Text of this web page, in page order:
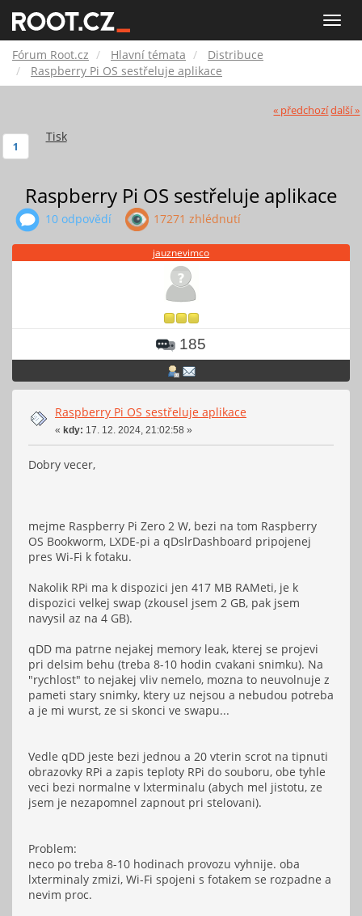
Toggle
Root.cz
Fórum Root.cz Hlavní témata
Distribuce
Raspberry Pi OS sestřeluje aplikace
« předchozídalší »
Tisk
1
Raspberry Pi OS sestřeluje aplikace
10 odpovědí 17271 zhlédnutí
jauznevimco
185
Raspberry Pi OS sestřeluje aplikace
« kdy: 17. 12. 2024, 21:02:58 »
Dobry vecer,
mejme Raspberry Pi Zero 2 W, bezi na tom Raspberry
OS Bookworm, LXDE-pi a qDslrDashboard pripojenej
pres Wi-Fi k fotaku.
Nakolik RPi ma k dispozici jen 417 MB RAMeti, je k
dispozici velkej swap (zkousel jsem 2 GB, pak jsem
navysil az na 4 GB).
qDD ma patrne nejakej memory leak, kterej se projevi
pri delsim behu (treba 8-10 hodin cvakani snimku). Na
"rychlost" to nejakej vliv nemelo, mozna to neuvolnuje z
pameti stary snimky, ktery uz nejsou a nebudou potreba
a je mi wurst, ze si skonci ve swapu...
Vedle qDD jeste bezi jednou a 20 vterin scrot na tipnuti
obrazovky RPi a zapis teploty RPi do souboru, obe tyhle
veci bezi normalne v lxterminalu (abych mel jistotu, ze
jsem je nezapomnel zapnout pri stelovani).
Problem:
neco po treba 8-10 hodinach provozu vyhnije. oba
lxterminaly zmizi, Wi-Fi spojeni s fotakem se rozpadne a
nevim proc.